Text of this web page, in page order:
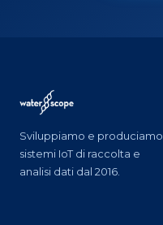
Sviluppiamo e produciamo
sistemi IoT di raccolta e
analisi dati dal 2016.